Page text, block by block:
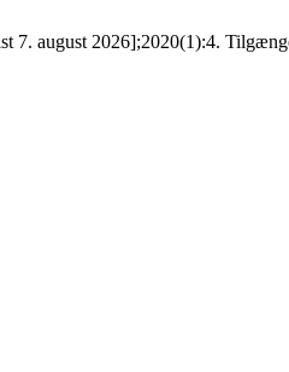
7. august 2026];2020(1):4.